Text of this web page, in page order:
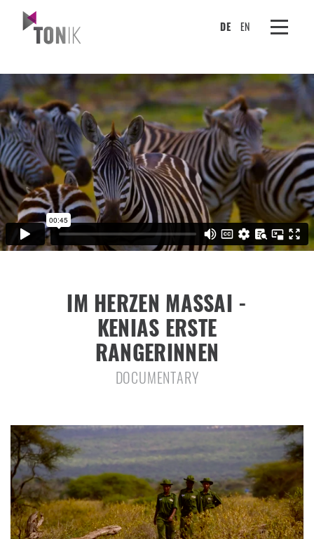
DE EN
IM HERZEN MASSAI -
KENIAS ERSTE
RANGERINNEN
DOCUMENTARY